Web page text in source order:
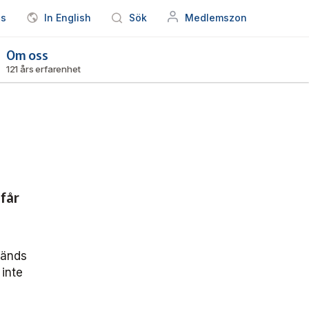
In English Sök Medlemszon
Om oss
121 års erfarenhet